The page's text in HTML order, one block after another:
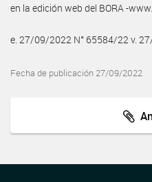
en la edición web del BORA -
e. 27/09/2022 N° 65584/22 v.
Fecha de publicación 27/09/2022